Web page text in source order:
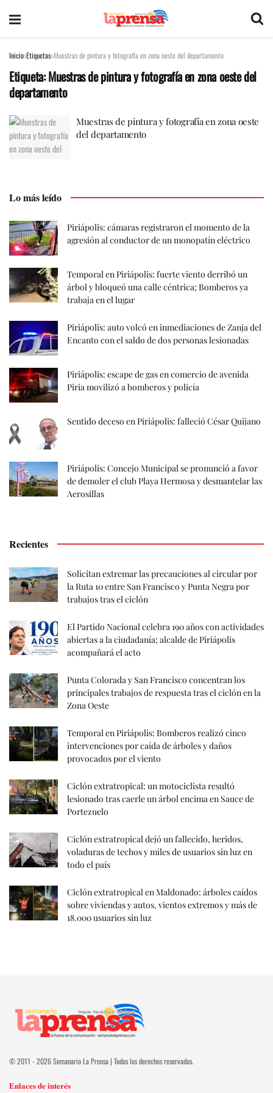
Inicio Etiquetas Muestras de pintura y fotografía en zona oeste del departamento
Etiqueta:Muestras de pintura y fotografía en zona oeste del
departamento
Muestras de pintura y fotografía en zona oeste
del departamento
Lo más leído
Piriápolis: cámaras registraron el momento de la
agresión al conductor de un monopatín eléctrico
Temporal en Piriápolis: fuerte viento derribó un
árbol y bloqueó una calle céntrica; Bomberos ya
trabaja en el lugar
Piriápolis: auto volcó en inmediaciones de Zanja del
Encanto con el saldo de dos personas lesionadas
Piriápolis: escape de gas en comercio de avenida
Piria movilizó a bomberos y policía
Sentido deceso en Piriápolis: falleció César Quijano
Piriápolis: Concejo Municipal se pronunció a favor
de demoler el club Playa Hermosa y desmantelar las
Aerosillas
Recientes
Solicitan extremar las precauciones al circular por
la Ruta 10 entre San Francisco y Punta Negra por
trabajos tras el ciclón
El Partido Nacional celebra 190 años con actividades
abiertas a la ciudadanía; alcalde de Piriápolis
acompañará el acto
Punta Colorada y San Francisco concentran los
principales trabajos de respuesta tras el ciclón en la
Zona Oeste
Temporal en Piriápolis: Bomberos realizó cinco
intervenciones por caída de árboles y daños
provocados por el viento
Ciclón extratropical: un motociclista resultó
lesionado tras caerle un árbol encima en Sauce de
Portezuelo
Ciclón extratropical dejó un fallecido, heridos,
voladuras de techos y miles de usuarios sin luz en
todo el país
Ciclón extratropical en Maldonado: árboles caídos
sobre viviendas y autos, vientos extremos y más de
18.000 usuarios sin luz
© 2011 - 2026 Semanario La Prensa | Todos los derechos reservados.
Enlaces de interés